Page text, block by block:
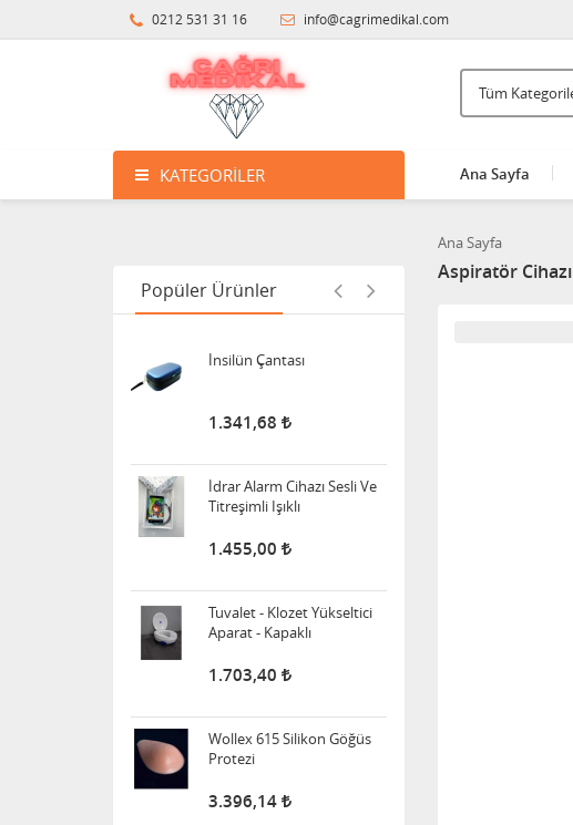
0212 531 31 16 info@cagrimedikal.com
KATEGORILER Ana Sayfa
Popüler Ürünler
Klozet Tutunma Destek
Barı
11.911,25
Bistüri Ucu
İnsilün Çantası
Titreşimli Işıklı
1.455,00
Aparat - Kapaklı
1.703,40
Protezi
3.396,14
Ana Sayfa
Aspiratör Cihazı